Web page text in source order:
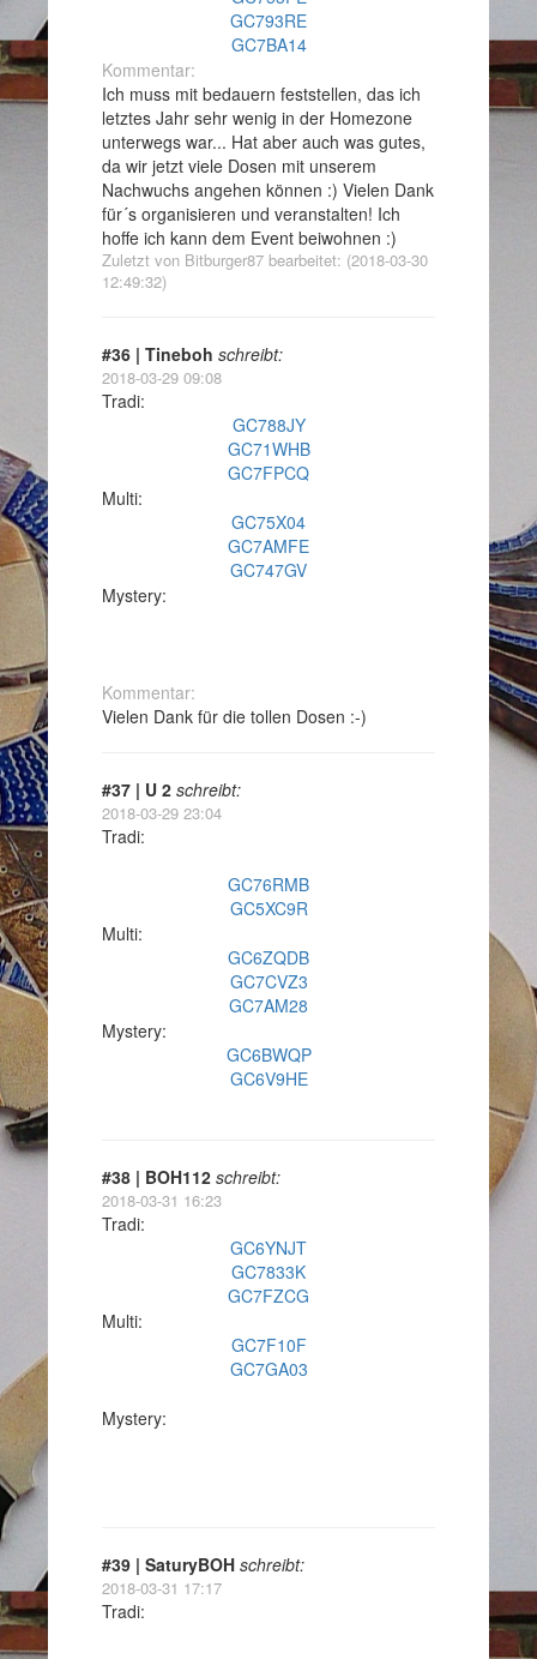
GC793RE
GC7BA14
Kommentar:
Ich muss mit bedauern feststellen, das ich
letztes Jahr sehr wenig in der Homezone
unterwegs war... Hat aber auch was gutes,
da wir jetzt viele Dosen mit unserem
Nachwuchs angehen können :) Vielen Dank
für´s organisieren und veranstalten! Ich
hoffe ich kann dem Event beiwohnen :)
Zuletzt von Bitburger87 bearbeitet: (2018-03-30
12:49:32)
#36 | Tineboh schreibt:
2018-03-29 09:08
Tradi:
GC788JY
GC71WHB
GC7FPCQ
Multi:
GC75X04
GC7AMFE
GC747GV
Mystery:
Kommentar:
Vielen Dank für die tollen Dosen :-)
#37 | U 2 schreibt:
2018-03-29 23:04
Tradi:
GC76RMB
GC5XC9R
Multi:
GC6ZQDB
GC7CVZ3
GC7AM28
Mystery:
GC6BWQP
GC6V9HE
#38 | BOH112 schreibt:
2018-03-31 16:23
Tradi:
GC6YNJT
GC7833K
GC7FZCG
Multi:
GC7F10F
GC7GA03
Mystery:
#39 | SaturyBOH schreibt:
2018-03-31 17:17
Tradi: